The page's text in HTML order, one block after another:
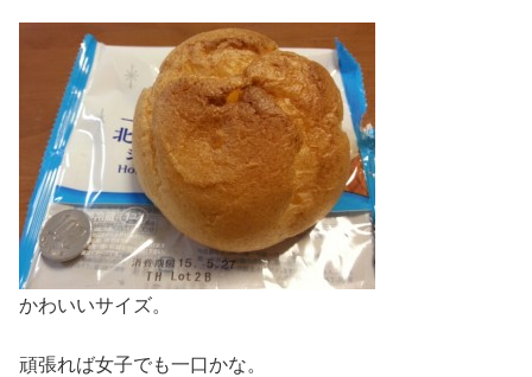
かわいいサイズ。
頑張れば女子でも一口かな。